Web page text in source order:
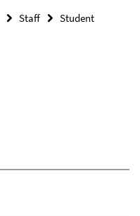
Staff
Student